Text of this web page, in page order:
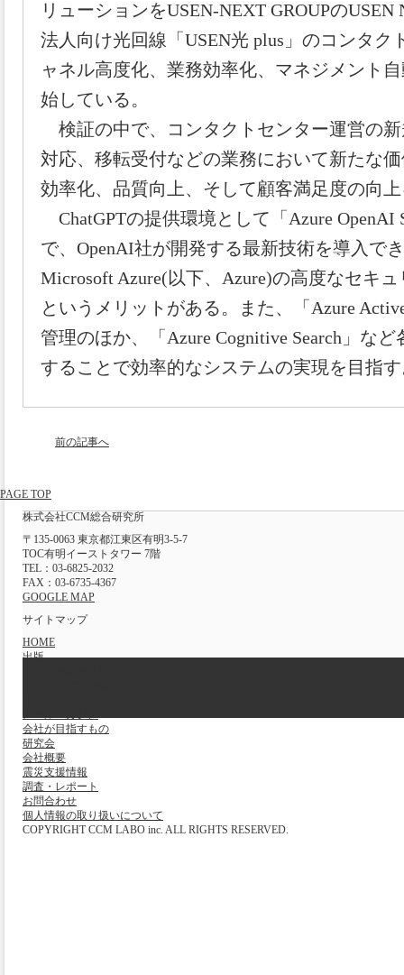
リューションをUSEN-NEXT GROUPの
法人向け光回線「USEN光 plus」のコンタク
ャネル高度化、業務効率化、マネジメント
始している。
検証の中で、コンタクトセンター運営の
対応、移転受付などの業務において新たな
効率化、品質向上、そして顧客満足度の向
ChatGPTの提供環境として「Azure OpenAI
で、OpenAI社が開発する最新技術を導入で
Microsoft Azure(以下、Azure)の高度なセキ
というメリットがある。また、「Azure
管理のほか、「Azure Cognitive Search」な
することで効率的なシステムの実現を目指
前の記事へ
PAGE TOP
株式会社CCM総合研究所
〒135-0063 東京都江東区有明3-5-7
TOC有明イーストタワー 7階
TEL：03-6825-2032
FAX：03-6735-4367
GOOGLE MAP
サイトマップ
HOME
出版
会社が目指すもの
研究会
会社概要
震災支援情報
調査・レポート
お問合わせ
個人情報の取り扱いについて
COPYRIGHT CCM LABO inc. ALL RIGHTS RESERVED.